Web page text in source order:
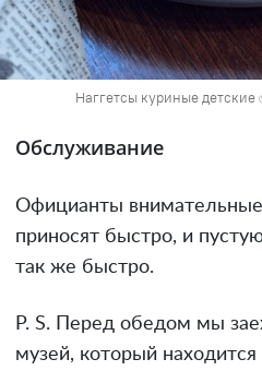
Наггетсы куриные детские
Обслуживание
Официанты
приносят быстро, и
так же быстро.
P. S. Перед обедом мы
музей, который